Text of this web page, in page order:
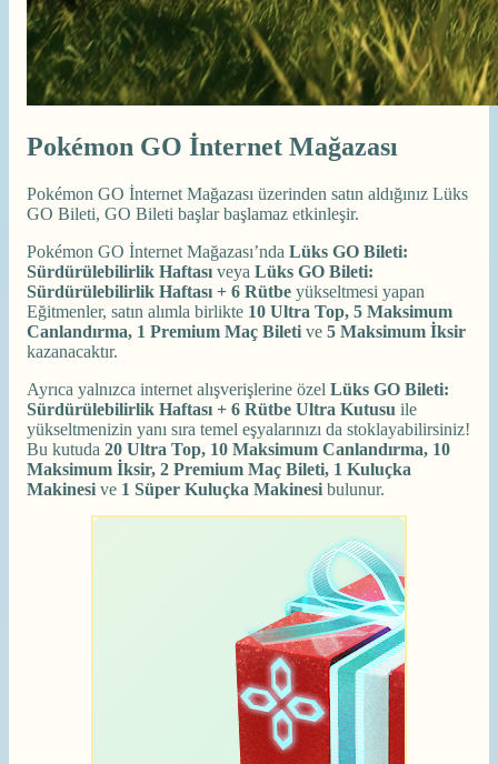
Pokémon GO İnternet Mağazası
Pokémon GO İnternet Mağazası üzerinden satın aldığınız Lüks
GO Bileti, GO Bileti başlar başlamaz etkinleşir.
Pokémon GO İnternet Mağazası’nda Lüks GO Bileti:
Sürdürülebilirlik Haftası veya Lüks GO Bileti:
Sürdürülebilirlik Haftası + 6 Rütbe yükseltmesi yapan
Eğitmenler, satın alımla birlikte 10 Ultra Top, 5 Maksimum
Canlandırma, 1 Premium Maç Bileti ve 5 Maksimum İksir
kazanacaktır.
Ayrıca yalnızca internet alışverişlerine özel Lüks GO Bileti:
Sürdürülebilirlik Haftası + 6 Rütbe Ultra Kutusu ile
yükseltmenizin yanı sıra temel eşyalarınızı da stoklayabilirsiniz!
Bu kutuda 20 Ultra Top, 10 Maksimum Canlandırma, 10
Maksimum İksir, 2 Premium Maç Bileti, 1 Kuluçka
Makinesi ve 1 Süper Kuluçka Makinesi bulunur.